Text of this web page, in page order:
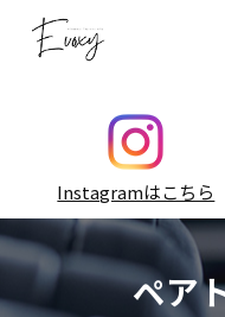
Instagramはこちら
ペア